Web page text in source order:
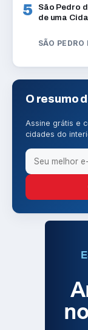
5
São Pedro
de uma
SÃO
O resumo
Assine grátis e
cidades do